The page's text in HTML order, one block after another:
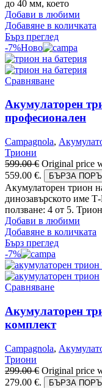
до 40 мм, което
Добави в любими
Добавяне в количката
Бърз преглед
-7%Ново
Сравняване
Акумулаторен
професионален
Campagnola,
Триони
599.00€ Original price
559.00 €.
БЪРЗА
Акумулаторен трион
динозавърското име
ползване: 4 от 5.
Добави в любими
Добавяне в количката
Бърз преглед
-7%
Сравняване
Акумулаторен
комплект
Campagnola,
Триони
299.00€ Original price
279.00 €.
БЪРЗА